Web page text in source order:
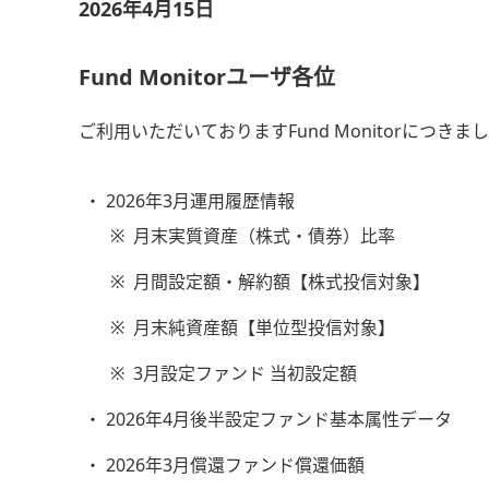
2026年4月15日
Fund Monitorユーザ各位
ご利用いただいておりますFund Monitorにつきま
2026年3月運用履歴情報
※ 月末実質資産（株式・債券）比率
※ 月間設定額・解約額【株式投信対象】
※ 月末純資産額【単位型投信対象】
※ 3月設定ファンド 当初設定額
2026年4月後半設定ファンド基本属性データ
2026年3月償還ファンド償還価額